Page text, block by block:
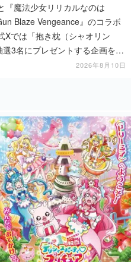
『魔法少女リリカルなのは
Blaze Vengeance』のコラボ
Xでは「抱き枕（シャオリン
選3名にプレゼントする企画を実
2026年8月10日